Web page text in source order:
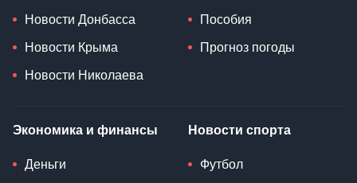
Новости Донбасса
Новости Крыма
Новости Николаева
Пособия
Прогноз погоды
Экономика и финансы
Деньги
Новости спорта
Футбол